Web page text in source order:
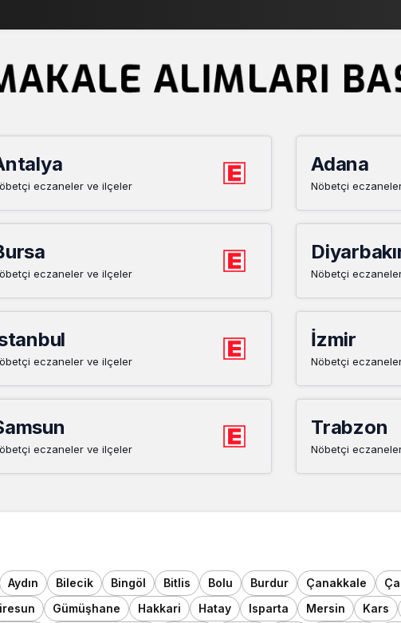
eczaneler ve ilçeler
Adana
Nöbetçi
eczaneler ve ilçeler Nöbetçi
eczaneler ve ilçeler
İzmir
Nöbetçi
eczaneler ve ilçeler
Trabzon
Nöbetçi
Aydın Bilecik Bingöl Bitlis Bolu Burdur Çanakkale
Gümüşhane Hakkari Hatay Isparta Mersin Kars